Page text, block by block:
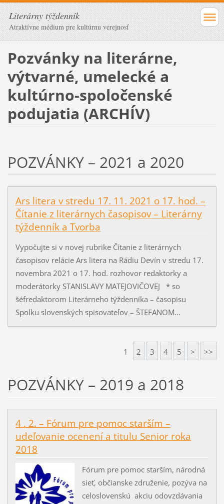
Literárny týždenník
Atraktívne médium pre kultúrnu verejnosť
Pozvánky na literárne,
výtvarné, umelecké a
kultúrno-spoločenské
podujatia (ARCHÍV)
POZVÁNKY – 2021 a 2020
Ars litera v stredu 17. 11. 2021 o 17. hod. –
Čítanie z literárnych časopisov – Literárny
týždenník a Tvorba
Vypočujte si v novej rubrike Čítanie z literárnych
časopisov relácie Ars litera na Rádiu Devín v stredu 17.
novembra 2021 o 17. hod. rozhovor redaktorky a
moderátorky STANISLAVY MATEJOVIČOVEJ * so
šéfredaktorom Literárneho týždenníka – časopisu
Spolku slovenských spisovateľov – ŠTEFANOM...
1 2 3 4 5 > >>
POZVÁNKY – 2019 a 2018
4 . 2. – Fórum pre pomoc starším –
udeľovanie ocenení a titulu Senior roka
2018
Fórum pre pomoc starším, národná
sieť, občianske združenie, pozýva na
celoslovenskú akciu odovzdávania